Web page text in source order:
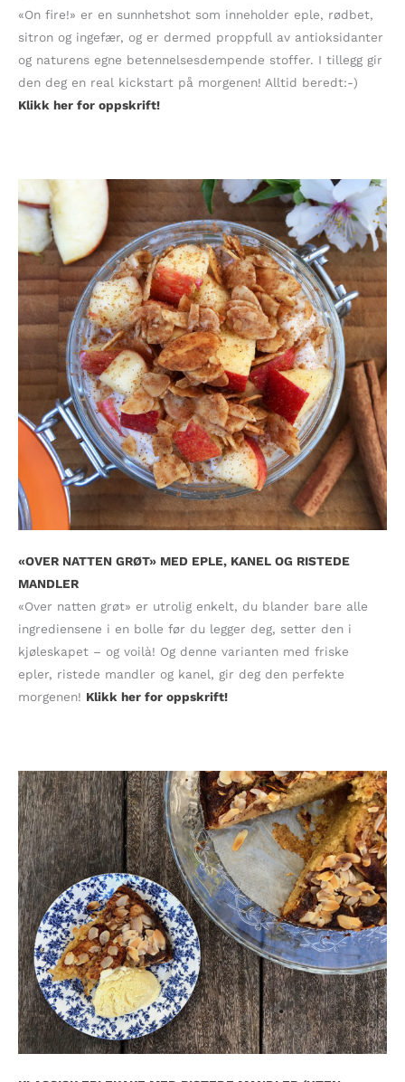
«On fire!» er en sunnhetshot som inneholder eple, rødbet,
sitron og ingefær, og er dermed proppfull av antioksidanter
og naturens egne betennelsesdempende stoffer. I tillegg gir
den deg en real kickstart på morgenen! Alltid beredt:-)
Klikk her for oppskrift!
«OVER NATTEN GRØT» MED EPLE, KANEL OG RISTEDE
MANDLER
«Over natten grøt» er utrolig enkelt, du blander bare alle
ingrediensene i en bolle før du legger deg, setter den i
kjøleskapet – og voilà! Og denne varianten med friske
epler, ristede mandler og kanel, gir deg den perfekte
morgenen! Klikk her for oppskrift!